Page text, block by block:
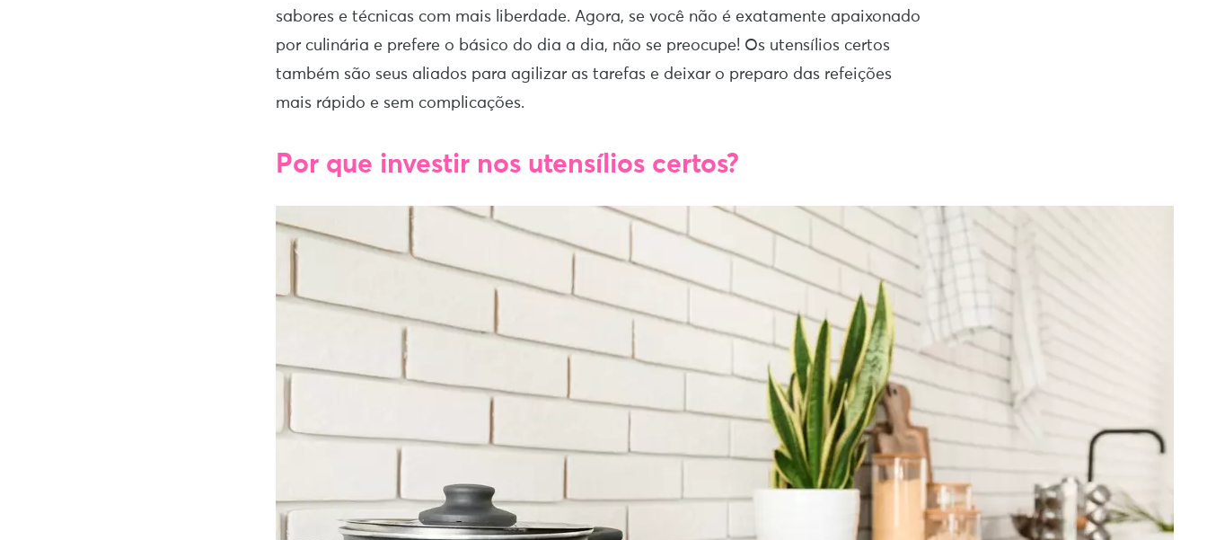
sabores e técnicas com mais liberdade. Agora, se você não é exatamente apaixonado
por culinária e prefere o básico do dia a dia, não se preocupe! Os utensílios certos
também são seus aliados para agilizar as tarefas e deixar o preparo das refeições
mais rápido e sem complicações.
Por que investir nos utensílios certos?